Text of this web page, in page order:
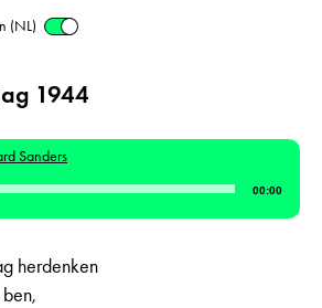
(NL)
1944
Sanders
00:00
herdenken